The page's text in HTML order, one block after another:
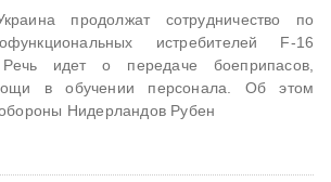
продолжат сотрудничество по
истребителей F-16
идет о передаче боеприпасов,
в обучении персонала. Об этом
Нидерландов Рубен